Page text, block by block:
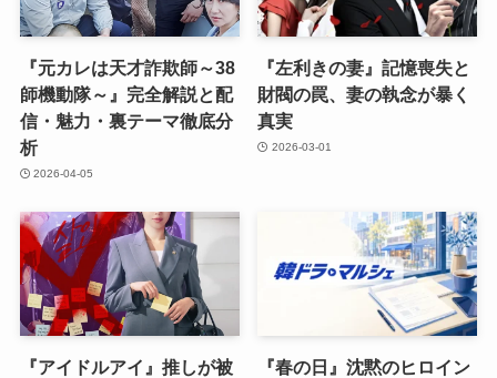
『元カレは天才詐欺師～38
師機動隊～』完全解説と配
信・魅力・裏テーマ徹底分
析
2026-04-05
『左利きの妻』記憶喪失と
財閥の罠、妻の執念が暴く
真実
2026-03-01
『アイドルアイ』推しが被
『春の日』沈黙のヒロイン